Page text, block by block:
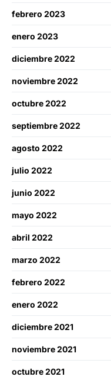
febrero 2023
enero 2023
diciembre 2022
noviembre 2022
octubre 2022
septiembre 2022
agosto 2022
julio 2022
junio 2022
mayo 2022
abril 2022
marzo 2022
febrero 2022
enero 2022
diciembre 2021
noviembre 2021
octubre 2021